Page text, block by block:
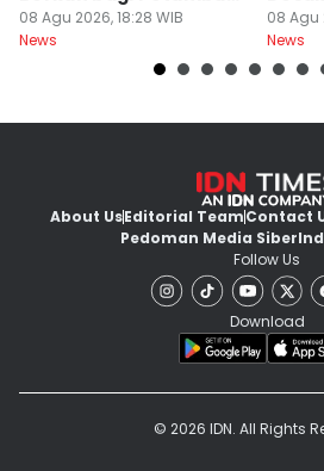
Garam
08 Agu 2026, 18:28 WIB
News
08 Agu
News
About UsEditorial TeamContact
Pedoman Media Siber
Follow Us
Download
© 2026 IDN. All Rights